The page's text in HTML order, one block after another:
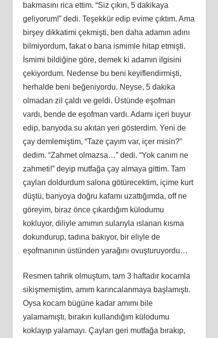
bakmasını rica ettim. “Siz çıkın, 5 dakikaya
geliyorum!” dedi. Teşekkür edip evime çıktım. Ama
birşey dikkatimi çekmişti, ben daha adamın adını
bilmiyordum, fakat o bana ismimle hitap etmişti.
İsmimi bildiğine göre, demek ki adamın ilgisini
çekiyordum. Nedense bu beni keyiflendirmişti,
herhalde beni beğeniyordu. Neyse, 5 dakika
olmadan zil çaldı ve geldi. Üstünde eşofman
vardı, bende de eşofman vardı. Adamı içeri buyur
edip, banyoda su akıtan yeri gösterdim. Yeni de
çay demlemiştim, “Taze çayım var, içer misin?”
dedim. “Zahmet olmazsa…” dedi. “Yok canım ne
zahmeti!” deyip mutfağa çay almaya gittim. Tam
çayları doldurdum salona götürecektim, içime kurt
düştü, banyoya doğru kafamı uzattığımda, off ne
göreyim, biraz önce çıkardığım külodumu
kokluyor, diliyle amımın sularıyla ıslanan kısma
dokundurup, tadına bakıyor, bir eliyle de
eşofmanının üstünden yarağını ovuşturuyordu…
Resmen tahrik olmuştum, tam 3 haftadır kocamla
sikişmemiştim, amım karıncalanmaya başlamıştı.
Oysa kocam bügüne kadar amımı bile
yalamamıştı, bırakın kullandığım külodumu
koklayıp yalamayı. Çayları geri mutfağa bırakıp,